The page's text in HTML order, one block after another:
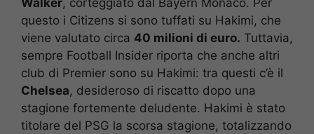
Walker, corteggiato dal Bayern Monaco. Per
questo i Citizens si sono tuffati su Hakimi, che
viene valutato circa 40 milioni di euro. Tuttavia,
sempre Football Insider riporta che anche altri
club di Premier sono su Hakimi: tra questi c’è il
Chelsea, desideroso di riscatto dopo una
stagione fortemente deludente. Hakimi è stato
titolare del PSG la scorsa stagione, totalizzando